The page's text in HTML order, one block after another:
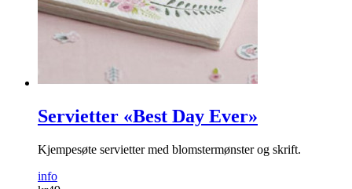
Servietter «Best Day Ever»
Kjempesøte servietter med blomstermønster og skrift.
info